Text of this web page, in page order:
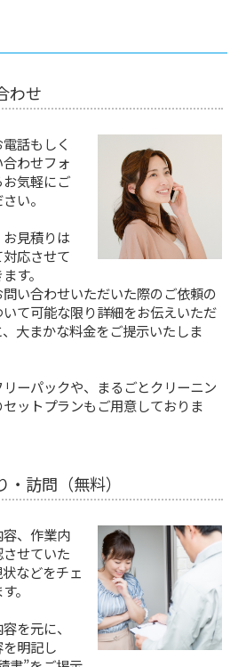
わせ
話もしく
わせフォ
気軽にご
い。
見積りは
応させて
す。
問い合わせいただいた際のご依頼の
て可能な限り詳細をお伝えいただ
大まかな料金をご提示いたしま
ーパックや、まるごとクリーニン
ットプランもご用意しておりま
・訪問（無料）
容、作業内
せていた
などをチェ
。
を元に、
明記し